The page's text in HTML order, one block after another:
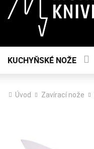
KUCHYŇSKÉ NOŽE
Úvod Zavírací nože